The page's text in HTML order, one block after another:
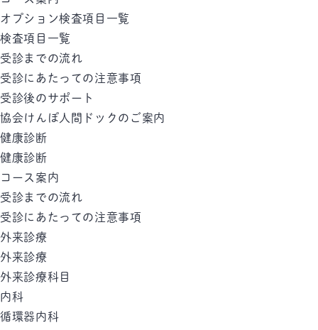
オプション検査項目一覧
検査項目一覧
受診までの流れ
受診にあたっての注意事項
受診後のサポート
協会けんぽ人間ドックのご案内
健康診断
健康診断
コース案内
受診までの流れ
受診にあたっての注意事項
外来診療
外来診療
外来診療科目
内科
循環器内科